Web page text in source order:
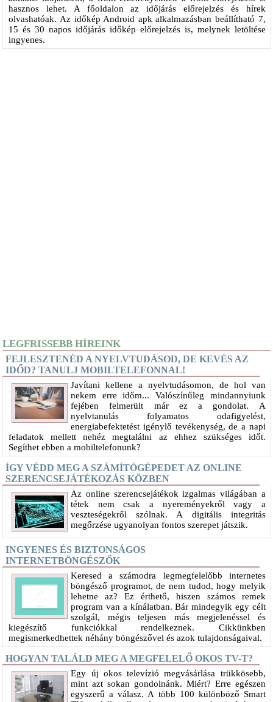
hasznos lehet. A főoldalon az időjárás előrejelzés és hírek
olvashatóak. Az időkép Android apk alkalmazásban beállítható 7,
15 és 30 napos időjárás időkép előrejelzés is, melynek letöltése
ingyenes.
LEGFRISSEBB HÍREINK
FEJLESZTENÉD A NYELVTUDÁSOD, DE KEVÉS AZ
IDŐD? TANULJ MOBILTELEFONNAL!
Javítani kellene a nyelvtudásomon, de hol van
nekem erre időm... Valószínűleg mindannyiunk
fejében felmerült már ez a gondolat. A
nyelvtanulás folyamatos odafigyelést,
energiabefektetést igénylő tevékenység, de a napi
feladatok mellett nehéz megtalálni az ehhez szükséges időt.
Segíthet ebben a mobiltelefonunk?
ÍGY VÉDD MEG A SZÁMÍTÓGÉPEDET AZ ONLINE
SZERENCSEJÁTÉKOZÁS KÖZBEN
Az online szerencsejátékok izgalmas világában a
tétek nem csak a nyereményekről vagy a
veszteségekről szólnak. A digitális integritás
megőrzése ugyanolyan fontos szerepet játszik.
INGYENES ÉS BIZTONSÁGOS
INTERNETBÖNGÉSZŐK
Keresed a számodra legmegfelelőbb internetes
böngésző programot, de nem tudod, hogy melyik
lehetne az? Ez érthető, hiszen számos remek
program van a kínálatban. Bár mindegyik egy célt
szolgál, mégis teljesen más megjelenéssel és
kiegészítő funkciókkal rendelkeznek. Cikkünkben
megismerkedhettek néhány böngészővel és azok tulajdonságaival.
HOGYAN TALÁLD MEG A MEGFELELŐ OKOS TV-T?
Egy új okos televízió megvásárlása trükkösebb,
mint azt sokan gondolnánk. Miért? Erre egészen
egyszerű a válasz. A több 100 különböző Smart